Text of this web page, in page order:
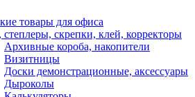
товары для офиса
скрепки, клей, корректоры
Архивные короба, накопители
Визитницы
Доски демонстрационные, аксессуары
Дыроколы